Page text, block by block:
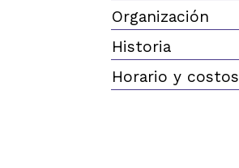
Organización
Historia
Horario y costos